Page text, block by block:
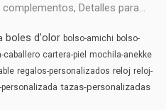
Detalles para...
boles d'olor bolso-amichi bolso-
caballero cartera-piel mochila-anekke
regalos-personalizados reloj reloj-
tazas-personalizadas